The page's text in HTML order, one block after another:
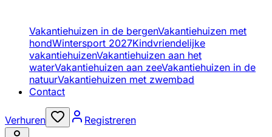
Vakantiehuizen in de bergenVakantiehuizen met
hondWintersport 2027Kindvriendelijke
vakantiehuizenVakantiehuizen aan het
waterVakantiehuizen aan zeeVakantiehuizen in de
natuurVakantiehuizen met zwembad
Contact
Verhuren Registreren